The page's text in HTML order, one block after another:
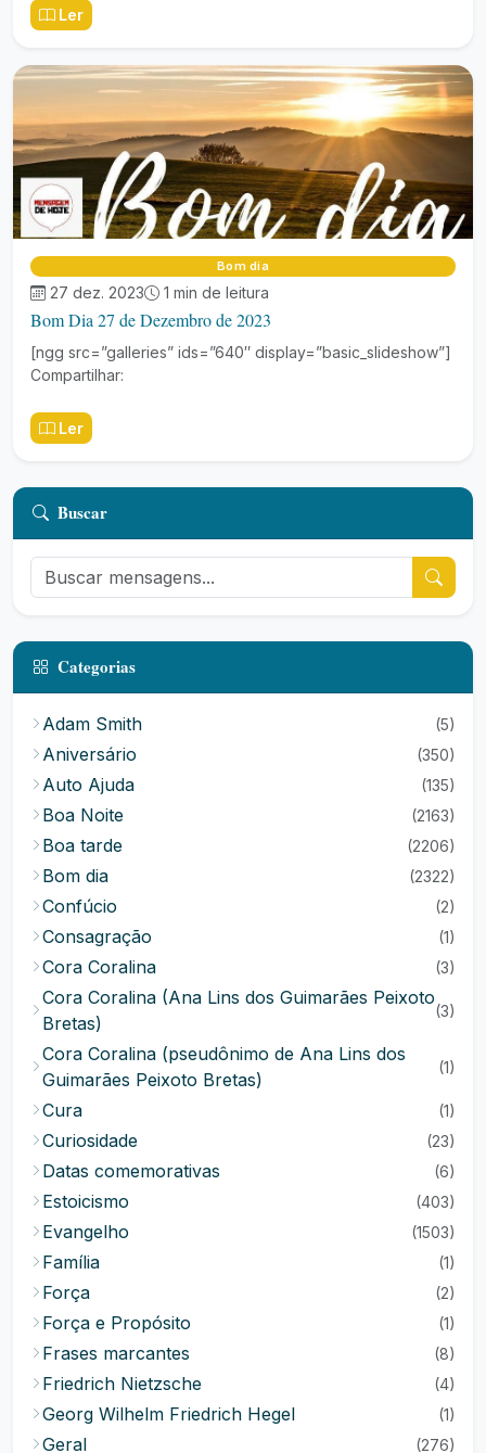
Ler
Bom dia
27 dez. 2023 1 min de leitura
Bom Dia 27 de Dezembro de 2023
[ngg src=”galleries” ids=”640″ display=”basic_slideshow”]
Compartilhar:
Ler
Buscar
Categorias
Adam Smith (5)
Aniversário (350)
Auto Ajuda (135)
Boa Noite (2163)
Boa tarde (2206)
Bom dia (2322)
Confúcio (2)
Consagração (1)
Cora Coralina (3)
Cora Coralina (Ana Lins dos Guimarães Peixoto
Bretas)
(3)
Cora Coralina (pseudônimo de Ana Lins dos
Guimarães Peixoto Bretas)
(1)
Cura (1)
Curiosidade (23)
Datas comemorativas (6)
Estoicismo (403)
Evangelho (1503)
Família (1)
Força (2)
Força e Propósito (1)
Frases marcantes (8)
Friedrich Nietzsche (4)
Georg Wilhelm Friedrich Hegel (1)
Geral (276)